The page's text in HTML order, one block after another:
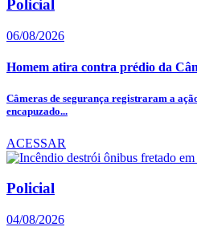
Policial
06/08/2026
Homem atira contra prédio da
Câmeras de segurança registraram a
encapuzado...
ACESSAR
Policial
04/08/2026